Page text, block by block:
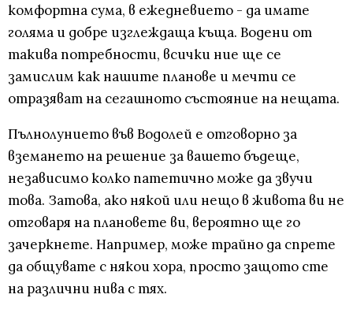
комфортна сума, в ежедневието - да имате
голяма и добре изглеждаща къща. Водени от
такива потребности, всички ние ще се
замислим как нашите планове и мечти се
отразяват на сегашното състояние на нещата.
Пълнолунието във Водолей е отговорно за
вземането на решение за вашето бъдеще,
независимо колко патетично може да звучи
това. Затова, ако някой или нещо в живота ви не
отговаря на плановете ви, вероятно ще го
зачеркнете. Например, може трайно да спрете
да общувате с някои хора, просто защото сте
на различни нива с тях.